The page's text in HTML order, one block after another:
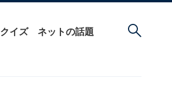
クイズ ネットの話題